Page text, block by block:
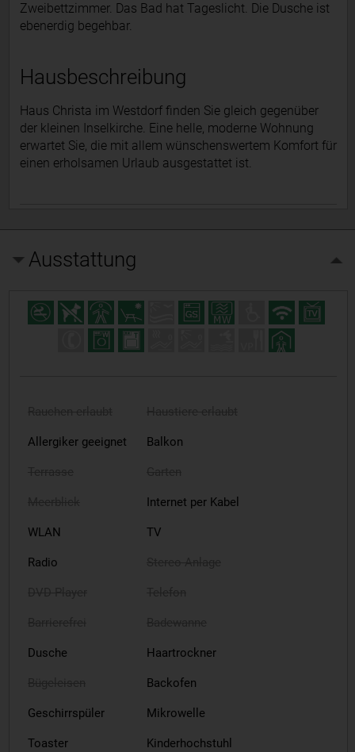
Zweibettzimmer. Das Bad hat Tageslicht. Die Dusche ist
ebenerdig begehbar.
Hausbeschreibung
Haus Christa im Westdorf finden Sie gleich gegenüber
der kleinen Inselkirche. Eine helle, moderne Wohnung
erwartet Sie, die mit allem wünschenswertem Komfort für
einen erholsamen Urlaub ausgestattet ist.
Ausstattung
Allergiker geeignet Balkon
Internet per Kabel
WLAN TV
Radio
Dusche Haartrockner
Backofen
Geschirrspüler Mikrowelle
Toaster Kinderhochstuhl